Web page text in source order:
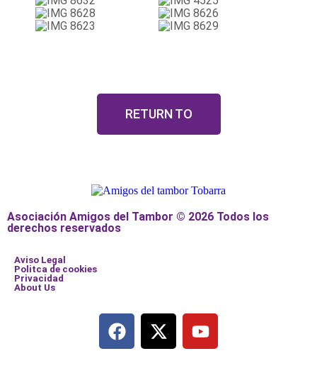
RETURN TO
Asociación Amigos del Tambor © 2026 Todos los
derechos reservados
Aviso Legal
Politca de cookies
Privacidad
About Us